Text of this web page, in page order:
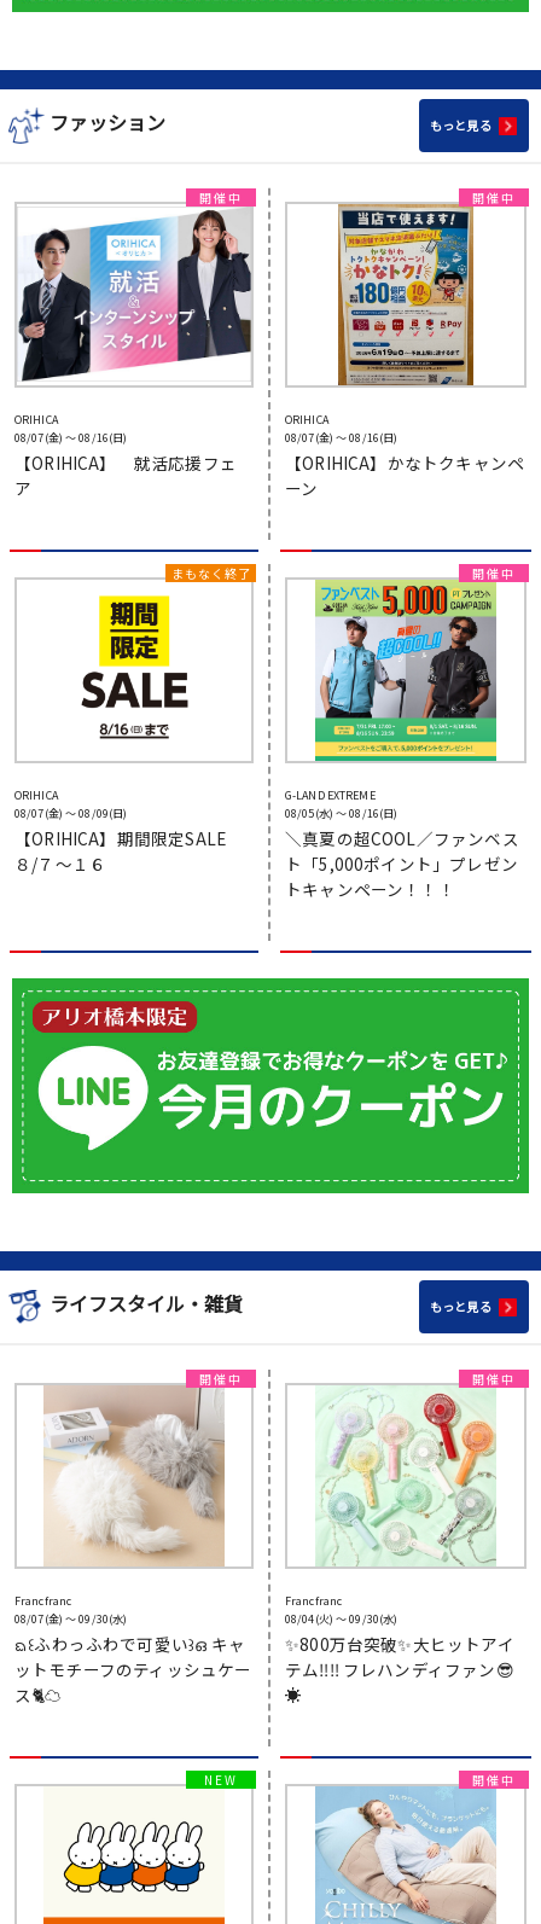
ファッション もっと見る
ORIHICA
08/07(金) 〜 08/16(日)
【ORIHICA】 就活応援フェ
ア
ORIHICA
08/07(金) 〜 08/16(日)
【ORIHICA】かなトクキャンペ
ーン
ORIHICA
08/07(金) 〜 08/09(日)
【ORIHICA】期間限定SALE
８/７～１６
G-LAND EXTREME
08/05(水) 〜 08/16(日)
＼真夏の超COOL／ファンベス
ト「5,000ポイント」プレゼン
トキャンペーン！！！
ライフスタイル・雑貨 もっと見る
Francfranc
08/07(金) 〜 09/30(水)
ᨳ꒰ふわっふわで可愛い꒱ഒ キャ
ットモチーフのティッシュケー
ス🐈☁
Francfranc
08/04(火) 〜 09/30(水)
✨800万台突破✨大ヒットアイ
テム‼‼ フレハンディファン😎
☀️